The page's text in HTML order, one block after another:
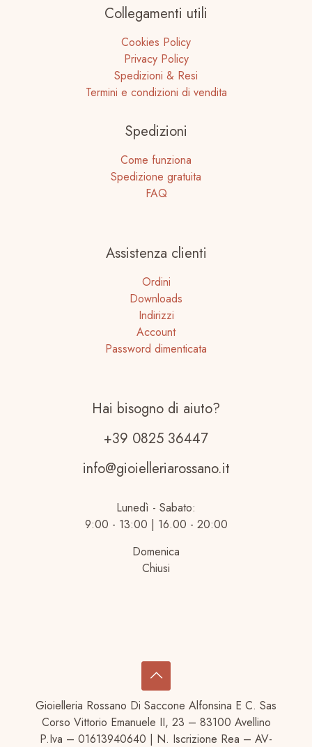
Collegamenti utili
Cookies Policy
Privacy Policy
Spedizioni & Resi
Termini e condizioni di vendita
Spedizioni
Come funziona
Spedizione gratuita
FAQ
Assistenza clienti
Ordini
Downloads
Indirizzi
Account
Password dimenticata
Hai bisogno di aiuto?
+39 0825 36447
info@gioielleriarossano.it
Lunedì - Sabato:
9:00 - 13:00 | 16.00 - 20:00
Domenica
Chiusi
Gioielleria Rossano Di Saccone Alfonsina E C. Sas
Corso Vittorio Emanuele II, 23 – 83100 Avellino
P.Iva – 01613940640 | N. Iscrizione Rea – AV-